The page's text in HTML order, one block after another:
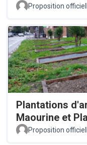
Proposition
Plantations
Maourine et
Proposition